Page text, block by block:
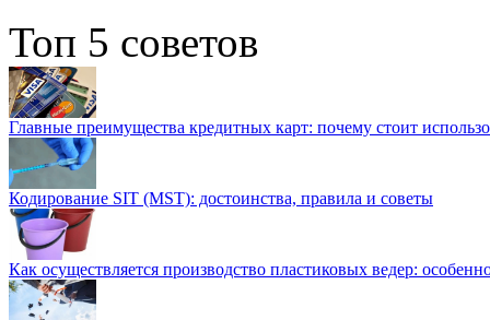
Топ 5 советов
Главные преимущества кредитных карт: почему стоит
Кодирование SIT (MST): достоинства, правила и советы
Как осуществляется производство пластиковых ведер: